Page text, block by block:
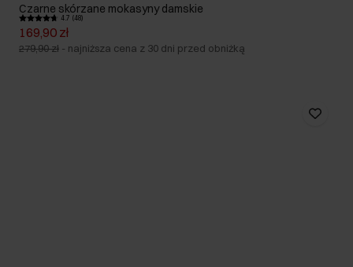
Czarne skórzane mokasyny damskie
4.7 (48)
169,90 zł
279,90 zł - najniższa cena z 30 dni przed obniżką